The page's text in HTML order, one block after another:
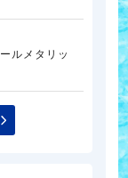
ルメタリッ